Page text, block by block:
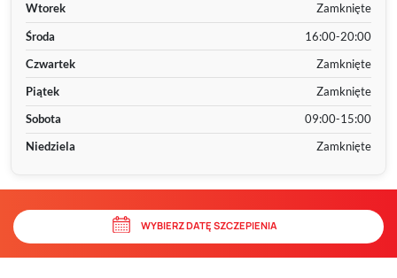
Wtorek
Zamknięte
Środa
16:00-20:00
Czwartek
Zamknięte
Piątek
Zamknięte
Sobota
09:00-15:00
Niedziela
Zamknięte
WYBIERZ DATĘ SZCZEPIENIA